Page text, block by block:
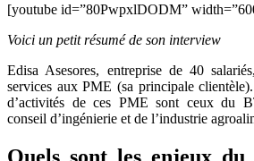
[youtube id=”80PwpxlDODM”
Voici un petit résumé de son interview
Edisa Asesores, entreprise de 40
services aux PME (sa principale
d’activités de ces PME sont ceux du
conseil d’ingénierie et de l’industrie
Quels sont les enjeux du